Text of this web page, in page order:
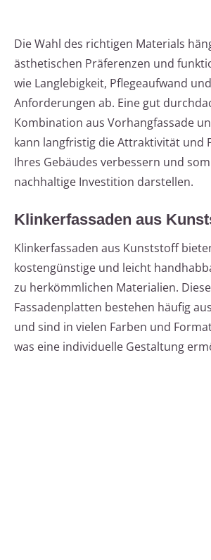
Die Wahl des richtigen Materials
ästhetischen Präferenzen und
wie Langlebigkeit, Pflegeaufwand
Anforderungen ab. Eine gut
Kombination aus Vorhangfassade
kann langfristig die Attraktivität und
Ihres Gebäudes verbessern und
nachhaltige Investition darstellen.
Klinkerfassaden aus
Klinkerfassaden aus Kunststoff
kostengünstige und leicht
zu herkömmlichen Materialien. Diese
Fassadenplatten bestehen häufig
und sind in vielen Farben und
was eine individuelle Gestaltung